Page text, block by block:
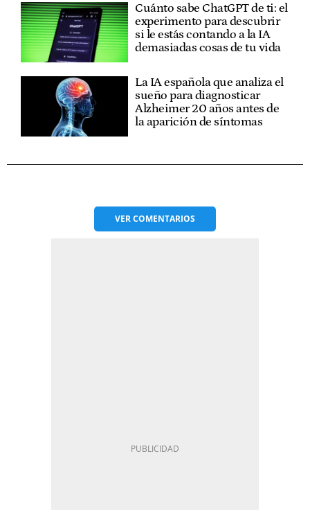
Cuánto sabe ChatGPT de ti: el
experimento para descubrir
si le estás contando a la IA
demasiadas cosas de tu vida
La IA española que analiza el
sueño para diagnosticar
Alzheimer 20 años antes de
la aparición de síntomas
VERCOMENTARIOS